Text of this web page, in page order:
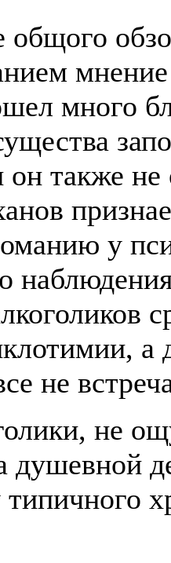
много
также не
у
а
не
не
душевной